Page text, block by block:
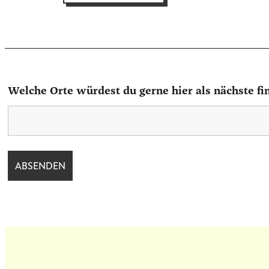
Welche Orte würdest du gerne hier als nächste